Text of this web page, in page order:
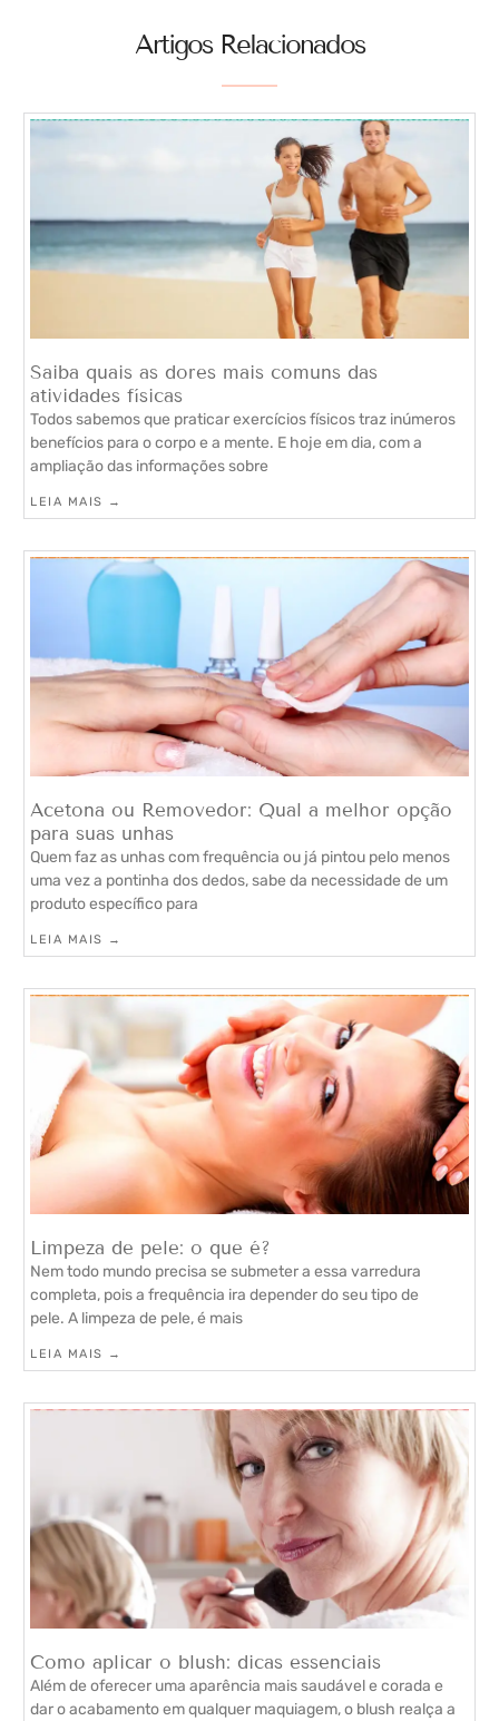
Artigos Relacionados
Saiba quais as dores mais comuns das
atividades físicas
Todos sabemos que praticar exercícios físicos traz inúmeros
benefícios para o corpo e a mente. E hoje em dia, com a
ampliação das informações sobre
LEIA MAIS →
Acetona ou Removedor: Qual a melhor opção
para suas unhas
Quem faz as unhas com frequência ou já pintou pelo menos
uma vez a pontinha dos dedos, sabe da necessidade de um
produto específico para
LEIA MAIS →
Limpeza de pele: o que é?
Nem todo mundo precisa se submeter a essa varredura
completa, pois a frequência ira depender do seu tipo de
pele. A limpeza de pele, é mais
LEIA MAIS →
Como aplicar o blush: dicas essenciais
Além de oferecer uma aparência mais saudável e corada e
dar o acabamento em qualquer maquiagem, o blush realça a